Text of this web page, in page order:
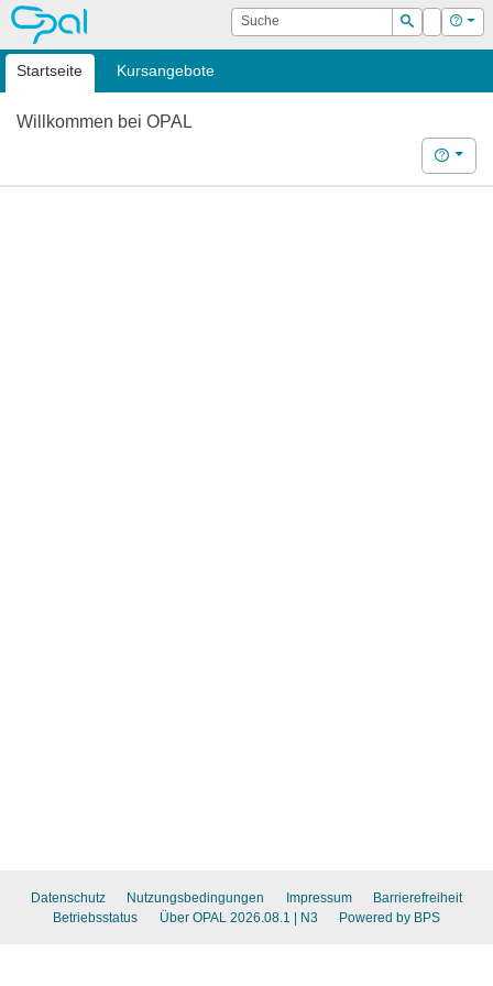
OPAL Suche
Suchen
Login Hilfe
Startseite Kursangebote
Willkommen bei OPAL
Hilfe
Datenschutz Nutzungsbedingungen Impressum
Barrierefreiheit
Betriebsstatus
Über OPAL 2026.08.1 | N3 Powered by BPS